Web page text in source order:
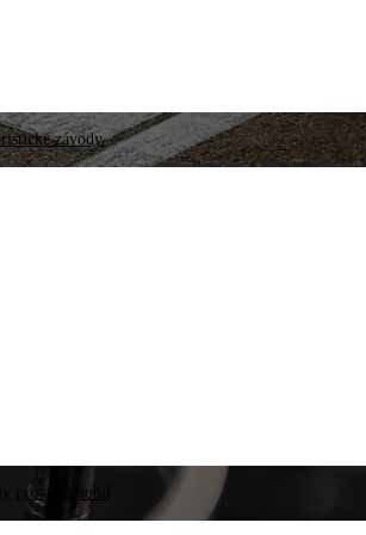
závody.
pro automobil